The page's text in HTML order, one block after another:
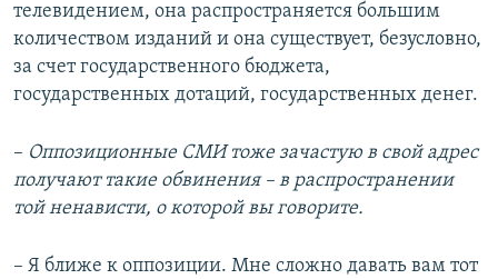
телевидением, она распространяется большим
количеством изданий и она существует, безусловно,
за счет государственного бюджета,
государственных дотаций, государственных денег.
–​ Оппозиционные СМИ тоже зачастую в свой адрес
получают такие обвинения – в распространении
той ненависти, о которой вы говорите.
– Я ближе к оппозиции. Мне сложно давать вам тот